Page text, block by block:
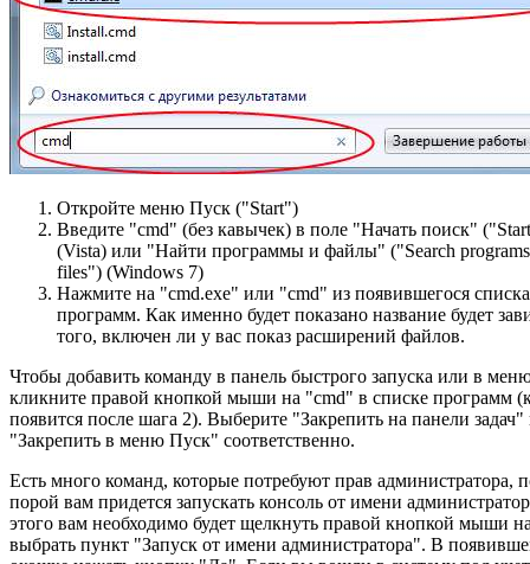
Откройте меню Пуск ("Start")
Введите "cmd" (без кавычек) в поле "Начать поиск"
(Vista) или "Найти программы и файлы" ("Search
files") (Windows 7)
Нажмите на "cmd.exe" или "cmd" из появившегося списка
программ. Как именно будет показано название будет
того, включен ли у вас показ расширений файлов.
Чтобы добавить команду в панель быстрого запуска или в
кликните правой кнопкой мыши на "cmd" в списке программ
появится после шага 2). Выберите "Закрепить на панели задач"
"Закрепить в меню Пуск" соответственно.
Есть много команд, которые потребуют прав администратора,
порой вам придется запускать консоль от имени
этого вам необходимо будет щелкнуть правой кнопкой мыши
выбрать пункт "Запуск от имени администратора". В